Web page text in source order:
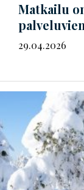
Matkailu
29.04.2026